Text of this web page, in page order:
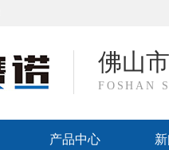
佛山
FOSHAN
产品中心